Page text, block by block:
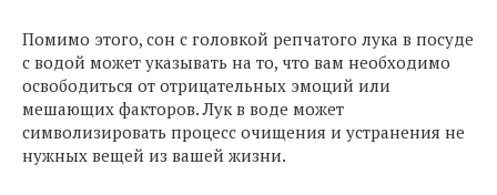
Помимо этого, сон с головкой репчатого лука в посуде
с водой может указывать на то, что вам необходимо
освободиться от отрицательных эмоций или
мешающих факторов. Лук в воде может
символизировать процесс очищения и устранения не
нужных вещей из вашей жизни.